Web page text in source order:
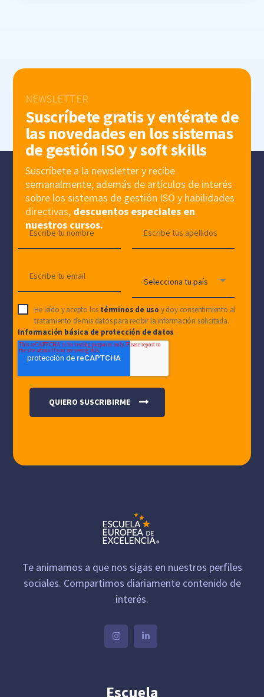
NEWSLETTER
Suscríbete gratis y entérate de
las novedades en los sistemas
de gestión ISO y soft skills
Suscríbete a la newsletter y recibe
semanalmente, además de artículos de interés
sobre los sistemas de gestión ISO y habilidades
directivas, descuentos especiales en
nuestros cursos.
He leído y acepto los términos de uso y doy consentimiento al
tratamiento de mis datos para recibir la información solicitada.
Información básica de protección de datos
Te animamos a que nos sigas en nuestros perfiles
sociales. Compartimos diariamente contenido de
interés.
Escuela